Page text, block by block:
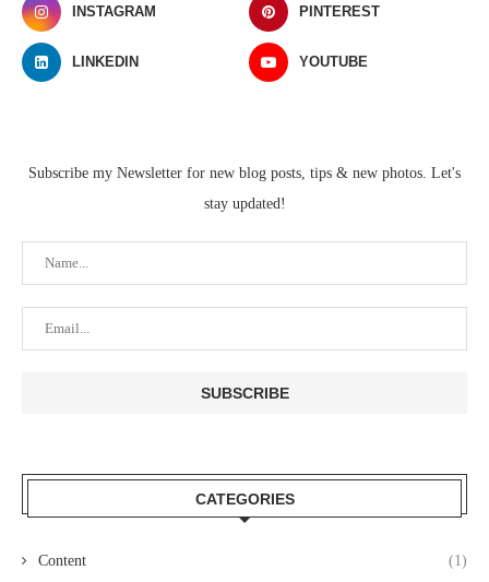
INSTAGRAM PINTEREST
LINKEDIN YOUTUBE
Subscribe my Newsletter for new blog posts, tips & new photos. Let's
stay updated!
CATEGORIES
Content (1)